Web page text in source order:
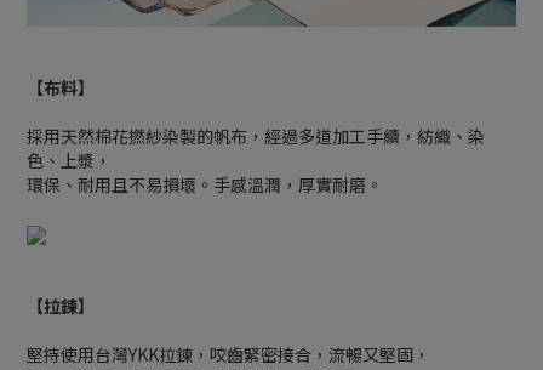
【布料】
採用天然棉花撚紗染製的帆布，經過多道加工手續，紡織、染
色、上漿，
環保、耐用且不易損壞。手感溫潤，厚實耐磨。
【拉鍊】
堅持使用台灣YKK拉鍊，咬齒緊密接合，流暢又堅固，